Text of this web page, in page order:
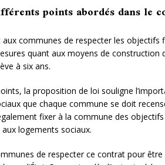
points abordés dans le
communes de respecter les objectifs
quant aux moyens de construction
à six ans.
la proposition de loi souligne
que chaque commune se doit
fixer à la commune des
logements sociaux.
de respecter ce contrat pour être